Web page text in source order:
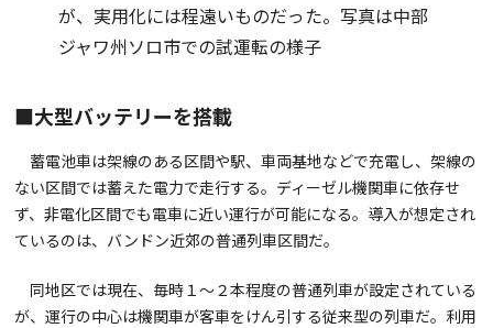
が、実用化には程遠いものだった。写真は中部
ジャワ州ソロ市での試運転の様子
■大型バッテリーを搭載
蓄電池車は架線のある区間や駅、車両基地などで充電し、架線の
ない区間では蓄えた電力で走行する。ディーゼル機関車に依存せ
ず、非電化区間でも電車に近い運行が可能になる。導入が想定され
ているのは、バンドン近郊の普通列車区間だ。
同地区では現在、毎時１～２本程度の普通列車が設定されている
が、運行の中心は機関車が客車をけん引する従来型の列車だ。利用